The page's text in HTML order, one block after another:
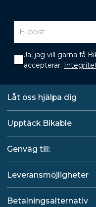
Ja, jag vill gärna få
accepterar.
Låt oss hjälpa dig
Upptäck Bikable
Genväg till:
Leveransmöjligheter
Betalningsalternativ